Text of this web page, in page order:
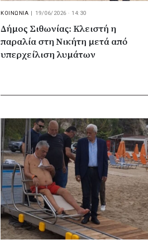
ΚΟΙΝΩΝΙΑ | 19/06/2026 · 14:30
Δήμος Σιθωνίας: Κλειστή η
παραλία στη Νικήτη μετά από
υπερχείλιση λυμάτων